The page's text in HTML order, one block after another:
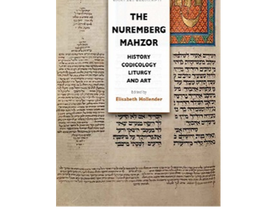
אליזבט הולנדר
הנחת אתר ספר מודפס
$161
$145